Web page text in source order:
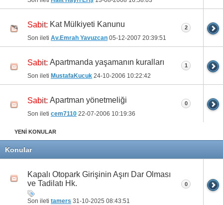
Sabit: Kat Mülkiyeti Kanunu
Son ileti Av.Emrah Yavuzcan 05-12-2007 20:39:51
2
Sabit: Apartmanda yaşamanın kuralları
Son ileti MustafaKucuk 24-10-2006 10:22:42
1
Sabit: Apartman yönetmeliği
Son ileti cem7110 22-07-2006 10:19:36
0
YENİ KONULAR
Konular
Kapalı Otopark Girişinin Aşırı Dar Olması
ve Tadilatı Hk.
Son ileti tamers 31-10-2025 08:43:51
0